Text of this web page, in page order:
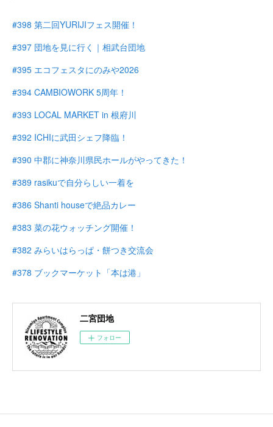
#398 第二回YURIJIフェス開催！
#397 団地を見に行く｜相武台団地
#395 エコフェスタにのみや2026
#394 CAMBIOWORK 5周年！
#393 LOCAL MARKET in 根府川
#392 ICHIに武田シェフ降臨！
#390 中郡に神奈川県民ホールがやってきた！
#389 rasikuで自分らしい一着を
#386 Shanti houseで絶品カレー
#383 菜の花ウォッチング開催！
#382 みらいはらっぱ・餅つき交流会
#378 ブックマーケット「本は港」
二宮団地
フォロー